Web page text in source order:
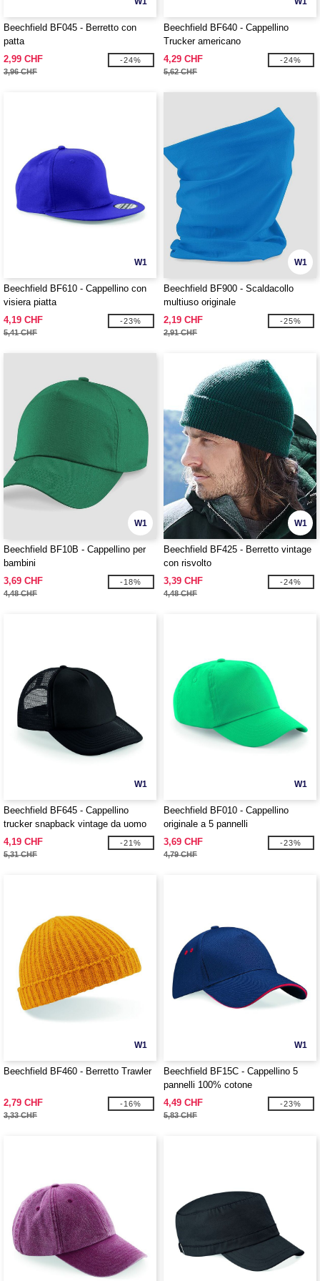
Beechfield BF045 - Berretto con
patta
2,99 CHF
3,96 CHF
-24%
Beechfield BF640 - Cappellino
Trucker americano
4,29 CHF
5,62 CHF
-24%
W1
Beechfield BF610 - Cappellino con
visiera piatta
4,19 CHF
5,41 CHF
-23%
W1
Beechfield BF900 - Scaldacollo
multiuso originale
2,19 CHF
2,91 CHF
-25%
W1
Beechfield BF10B - Cappellino per
bambini
3,69 CHF
4,48 CHF
-18%
W1
Beechfield BF425 - Berretto vintage
con risvolto
3,39 CHF
4,48 CHF
-24%
W1
Beechfield BF645 - Cappellino
trucker snapback vintage da uomo
4,19 CHF
5,31 CHF
-21%
W1
Beechfield BF010 - Cappellino
originale a 5 pannelli
3,69 CHF
4,79 CHF
-23%
W1
Beechfield BF460 - Berretto Trawler
2,79 CHF
3,33 CHF
-16%
W1
Beechfield BF15C - Cappellino 5
pannelli 100% cotone
4,49 CHF
5,83 CHF
-23%